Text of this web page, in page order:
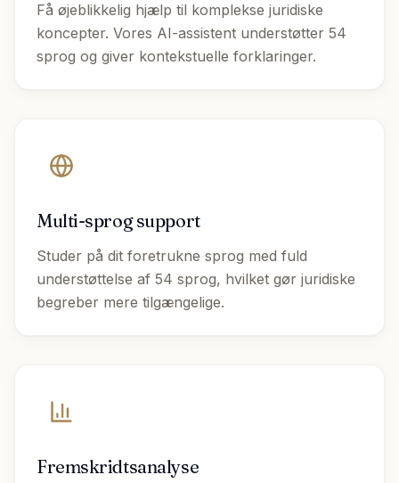
Få øjeblikkelig hjælp til komplekse juridiske
koncepter. Vores AI-assistent understøtter 54
sprog og giver kontekstuelle forklaringer.
Multi-sprog support
Studer på dit foretrukne sprog med fuld
understøttelse af 54 sprog, hvilket gør juridiske
begreber mere tilgængelige.
Fremskridtsanalyse